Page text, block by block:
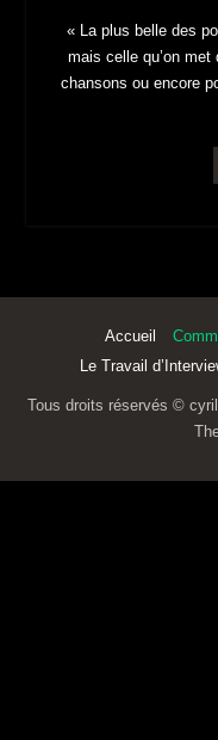
« La plus belle des
mais celle qu’on
chansons ou encore
Accueil
Le Travail
Tous droits réservés ©